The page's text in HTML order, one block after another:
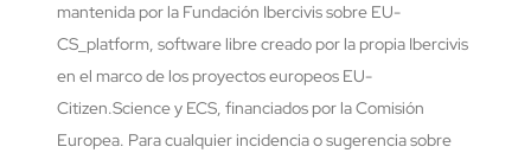
mantenida por la Fundación Ibercivis sobre EU-
CS_platform, software libre creado por la propia Ibercivis
en el marco de los proyectos europeos EU-
Citizen.Science y ECS, financiados por la Comisión
Europea. Para cualquier incidencia o sugerencia sobre